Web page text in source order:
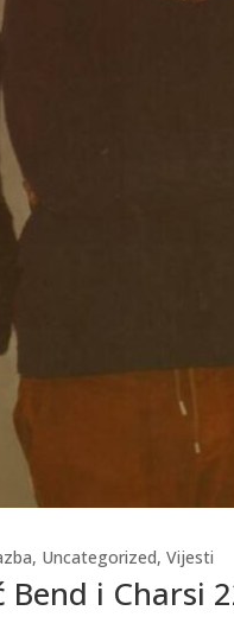
Bend i
, Uncategorized,Vijesti